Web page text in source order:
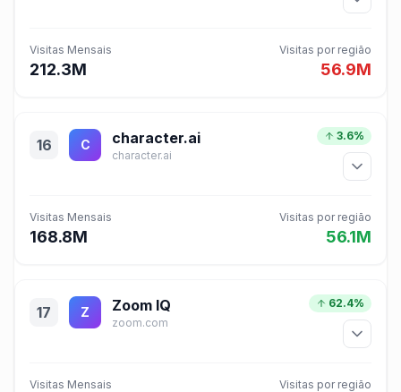
Visitas Mensais
212.3M
Visitas por região
56.9M
16 C character.ai
character.ai
3.6%
Visitas Mensais
168.8M
Visitas por região
56.1M
17 Z Zoom IQ
zoom.com
62.4%
Visitas Mensais Visitas por região